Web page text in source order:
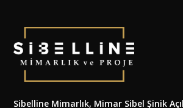
Sibelline Mimarlık, Mimar Sibel Şinik